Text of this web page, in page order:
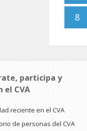
8
participa y
el CVA
reciente en el CVA
de personas del CVA